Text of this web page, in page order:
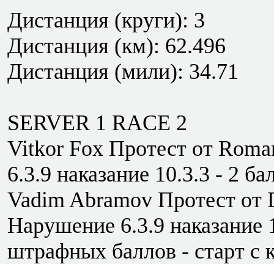
Дистанция (круги): 3
Дистанция (км): 62.496
Дистанция (мили): 34.71
SERVER 1 RACE 2
Vitkor Fox Протест от
6.3.9 наказание 10.3.3 - 2
Vadim Abramov Протест
Нарушение 6.3.9 наказание
штрафных баллов - старт с